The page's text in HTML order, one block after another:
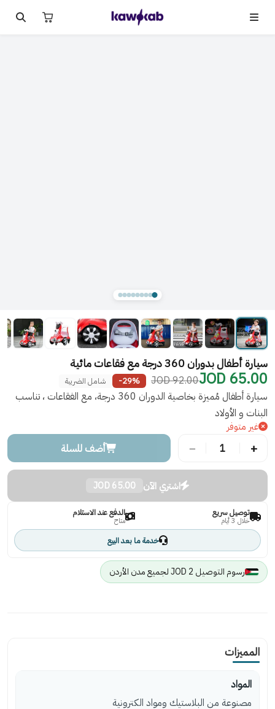
سيارة أطفال بدوران 360 درجة مع فقاعات مائية
65.00 JOD
92.00 JOD
-29% شامل الضريبة
سيارة أطفال مُميزة بخاصية الدوران 360 درجة، مع الفقاعات ، تناسب
البنات و الأولاد
غير متوفر
+
1
− أضف للسلة
اشتري الآن 65.00 JOD
توصيل سريع
خلال 3 أيام
الدفع عند الاستلام
متاح
خدمة ما بعد البيع
رسوم التوصيل 2 JOD لجميع مدن الأردن
المميزات
المواد
مصنوعة من البلاستيك ومواد الكترونية